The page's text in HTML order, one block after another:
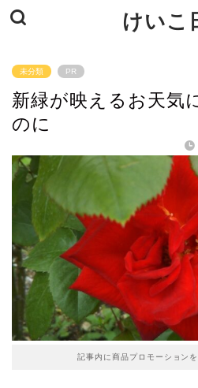
けいこ
未分類 PR
新緑が映えるお天気
のに
記事内に商品プロモーション